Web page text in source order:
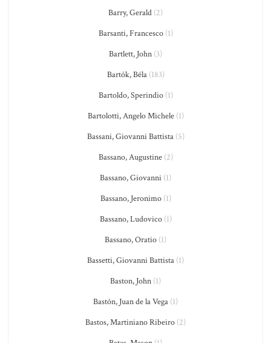
Barry, Gerald (2)
Barsanti, Francesco(1)
Bartlett, John (3)
Bartók, Béla(183)
Bartoldo, Sperindio(1)
Bartolotti, Angelo Michele(1)
Bassani, Giovanni Battista(5)
Bassano, Augustine(2)
Bassano, Giovanni (1)
Bassano, Jeronimo(1)
Bassano, Ludovico(1)
Bassano, Oratio (1)
Bassetti, Giovanni Battista (1)
Baston, John (1)
Bastón, Juan de la Vega (1)
Bastos, Martiniano Ribeiro (2)